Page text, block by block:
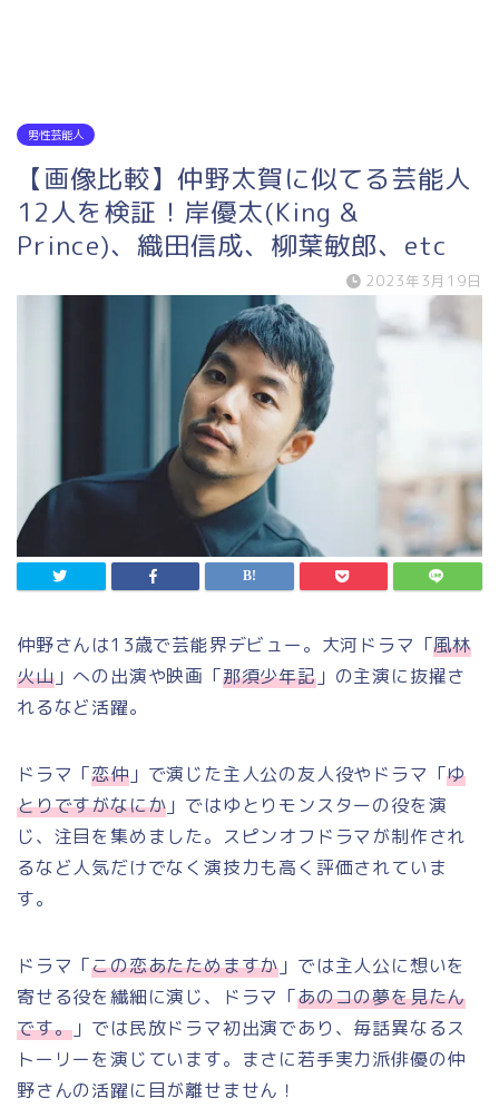
男性芸能人
【画像比較】仲野太賀に似てる芸能人
12人を検証！岸優太(King &
Prince)、織田信成、柳葉敏郎、etc
2023年3月19日
仲野さんは13歳で芸能界デビュー。大河ドラマ「風林
火山」への出演や映画「那須少年記」の主演に抜擢さ
れるなど活躍。
ドラマ「恋仲」で演じた主人公の友人役やドラマ「ゆ
とりですがなにか 」ではゆとりモンスターの役を演
じ、注目を集めました。スピンオフドラマが制作され
るなど人気だけでなく演技力も高く評価されていま
す。
ドラマ「この恋あたためますか 」では主人公に想いを
寄せる役を繊細に演じ、ドラマ「あのコの夢を見たん
です。 」では民放ドラマ初出演であり、毎話異なるス
トーリーを演じています。まさに若手実力派俳優の仲
野さんの活躍に目が離せません！